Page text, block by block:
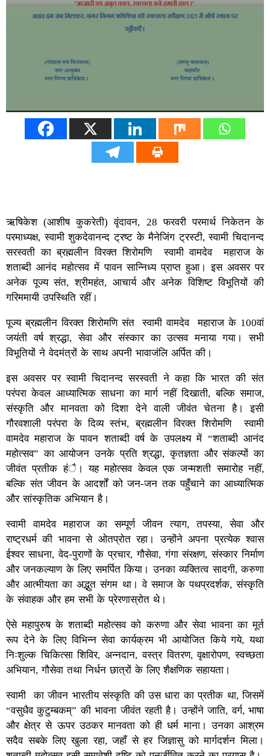
ऋषिकेश (आशीष कुकरेती) वृंदावन, 28 फरवरी परमार्थ निकेतन के
परमाध्यक्ष, स्वामी शुकदेवानन्द ट्रष्ट के मैनेजिंग ट्रस्टी, स्वामी चिदानन्द
सरस्वती का ब्रह्मलीन विरक्त शिरोमणि स्वामी वामदेव महाराज के
शताब्दी आनंद महोत्सव में पावन सान्निध्य प्राप्त हुआ। इस अवसर पर
अनेक पूज्य संत, श्रीमहंत, आचार्य और अनेक विशिष्ट विभूतियों की
गरिममायी उपस्थिति रहीं।
पूज्य ब्रह्मलीन विरक्त शिरोमणि संत स्वामी वामदेव महाराज के 100वां
जयंती वर्ष श्रद्धा, सेवा और संस्कार का उत्सव मनाया गया। सभी
विभूतियों ने वेदमंत्रों के साथ अपनी भावाजंलि अर्पित की।
इस अवसर पर स्वामी चिदानन्द सरस्वती ने कहा कि भारत की संत
परंपरा केवल आध्यात्मिक साधना का मार्ग नहीं दिखाती, बल्कि समाज,
संस्कृति और मानवता को दिशा देने वाली जीवंत चेतना है। इसी
गौरवशाली परंपरा के दिव्य स्तंभ, ब्रह्मलीन विरक्त शिरोमणि स्वामी
वामदेव महाराज के पावन शताब्दी वर्ष के उपलक्ष्य में “शताब्दी आनंद
महोत्सव” का आयोजन उनके प्रति श्रद्धा, कृतज्ञता और संकल्पों का
जीवंत प्रतीक हंै। यह महोत्सव केवल एक जन्मशती समारोह नहीं,
बल्कि संत जीवन के आदर्शों को जन-जन तक पहुँचाने का आध्यात्मिक
और सांस्कृतिक अभियान है।
स्वामी वामदेव महाराज का सम्पूर्ण जीवन त्याग, तपस्या, सेवा और
राष्ट्रधर्म की भावना से ओतप्रोत रहा। उन्होंने अपना प्रत्येक श्वास
ईश्वर साधना, वेद-पुराणों के प्रचार, गौसेवा, गंगा संरक्षण, संस्कार निर्माण
और जनकल्याण के लिए समर्पित किया। उनका व्यक्तित्व सादगी, करुणा
और आत्मीयता का अद्भुत संगम था। वे समाज के पथप्रदर्शक, संस्कृति
के संवाहक और हम सभी के प्रेरणास्रोत थे।
ऐसे महापुरुष के शताब्दी महोत्सव को करुणा और सेवा भावना का मूर्त
रूप देने के लिए विभिन्न सेवा कार्यक्रम भी आयोजित किये गये, यथा
निःशुल्क चिकित्सा शिविर, अन्नदान, वस्त्र वितरण, वृक्षारोपण, स्वच्छता
अभियान, गौसेवा तथा निर्धन छात्रों के लिए शैक्षणिक सहायता।
स्वामी का जीवन भारतीय संस्कृति की उस धारा का प्रतीक था, जिसमें
“वसुधैव कुटुम्बकम्” की भावना जीवंत रहती है। उन्होंने जाति, वर्ग, भाषा
और क्षेत्र से ऊपर उठकर मानवता को ही धर्म माना। उनका आश्रम
सदैव सबके लिए खुला रहा, जहाँ से हर जिज्ञासु को मार्गदर्शन मिला।